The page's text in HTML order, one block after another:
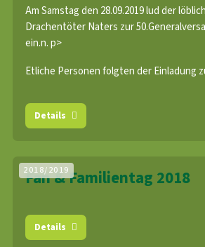
Am Samstag den 28.09.2019 lud der
Drachentöter Naters zur
ein.n. p>
Etliche Personen folgten der Einladung
Details
2018/2019
Fan & Familientag 2018
Details